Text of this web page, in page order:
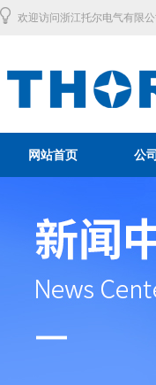
欢迎访问浙江托尔电气有限
网站首页 公